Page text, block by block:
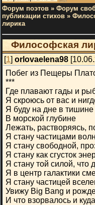
Форум поэтов » Форум
публикации стихов »
лирика
Философская
[1] orlovaelena98
Побег из Пещеры
***
Где плавают гады и
Я скроюсь от вас и
Я буду на дне в тишине
В морской глубине
Лежать, растворяясь,
Я стану частицами
Я стану свободной,
Я стану как сгусток
Я стану той силой, что
Я в центр галактики
Я стану частицей
Увижу Big Bang и
И что взорвалось и